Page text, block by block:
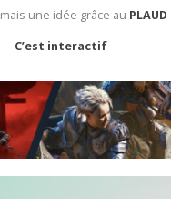
une idée grâce au
C’est interactif